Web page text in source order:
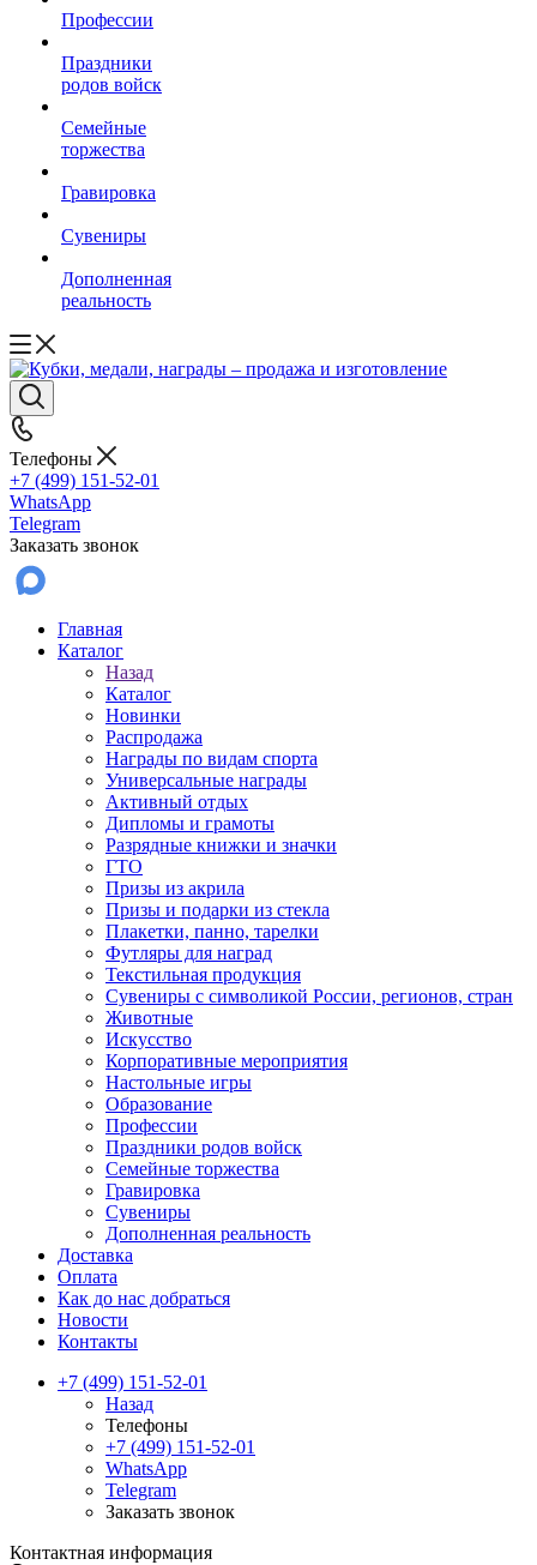
Профессии
Праздники
родов войск
Семейные
торжества
Гравировка
Сувениры
Дополненная
реальность
Телефоны
+7 (499) 151-52-01
WhatsApp
Telegram
Заказать звонок
Главная
Каталог
Назад
Каталог
Новинки
Распродажа
Награды по видам спорта
Универсальные награды
Активный отдых
Дипломы и грамоты
Разрядные книжки и значки
ГТО
Призы из акрила
Призы и подарки из стекла
Плакетки, панно, тарелки
Футляры для наград
Текстильная продукция
Сувениры с символикой России, регионов, стран
Животные
Искусство
Корпоративные мероприятия
Настольные игры
Образование
Профессии
Праздники родов войск
Семейные торжества
Гравировка
Сувениры
Дополненная реальность
Доставка
Оплата
Как до нас добраться
Новости
Контакты
+7 (499) 151-52-01
Назад
Телефоны
+7 (499) 151-52-01
WhatsApp
Telegram
Заказать звонок
Контактная информация